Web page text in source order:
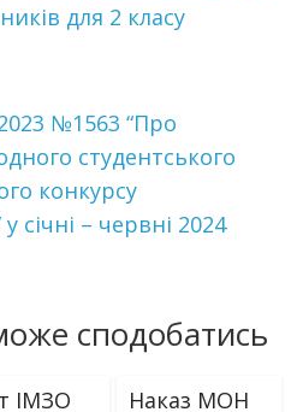
для 2 класу
№1563 “Про
студентського
конкурсу
січні – червні 2024
сподобатись
ІМЗО
Наказ МОН